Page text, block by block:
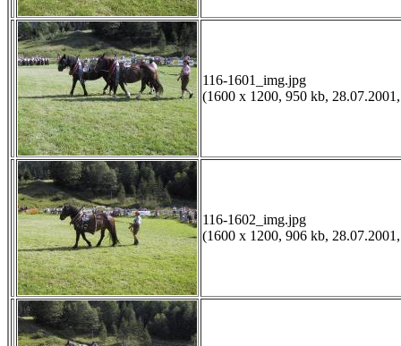
116-1601_img.jpg
(1600 x 1200, 950 kb,
116-1602_img.jpg
(1600 x 1200, 906 kb,